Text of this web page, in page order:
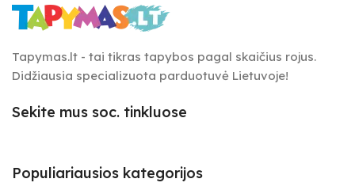
Tapymas.lt - tai tikras tapybos pagal skaičius rojus.
Didžiausia specializuota parduotuvė Lietuvoje!
Sekite mus soc. tinkluose
Populiariausios kategorijos